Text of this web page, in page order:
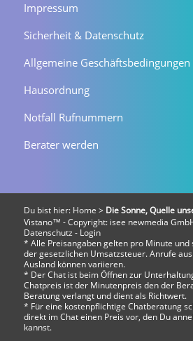
Impressum
Sicherheit & Datenschutz
Allgemeine Geschäftsbedingungen
Hausordnung
Notfall Rufnummern
Berater werden
Du bist hier: Home > Die Sonne, Quelle
Vistano™ - Copyright: isee newmedia
Datenschutz - Login
* Alle Preisangaben gelten pro Minute und
der gesetzlichen Umsatzsteuer. Anrufe
Ausland können variieren.
* Der Chat ist beim Öffnen zur
Chatpreis ist der Minutenpreis den der
Beratung verlangt und dient als Richtwert.
* Für eine kostenpflichtige Chatberatung
direkt im Chat einen Preis vor, den Du
kannst.